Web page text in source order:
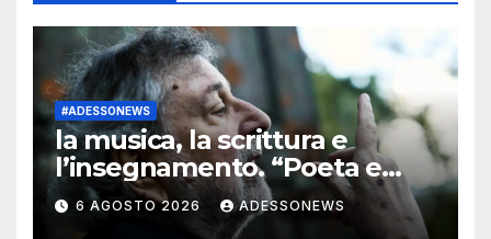
#ADESSONEWS
la musica, la scrittura e
l’insegnamento. “Poeta e
intellettuale
contemporaneo”
6 AGOSTO 2026 ADESSONEWS